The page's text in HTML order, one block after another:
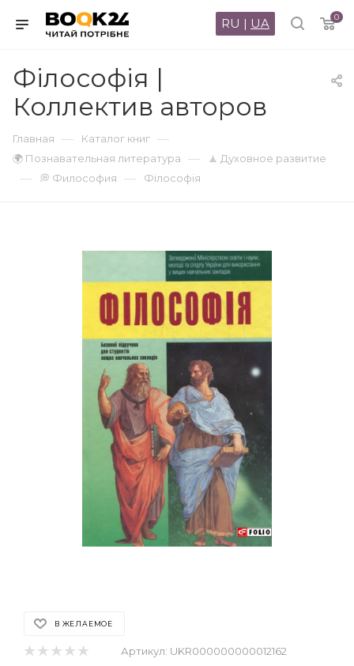
0
RU | UA
Фiлософiя |
Коллектив авторов
Главная — Каталог книг —
🌍 Познавательная литература — 🧘 Духовное развитие
— 💭 Философия — Фiлософiя
В ЖЕЛАЕМОЕ
Артикул: UKR000000000012162